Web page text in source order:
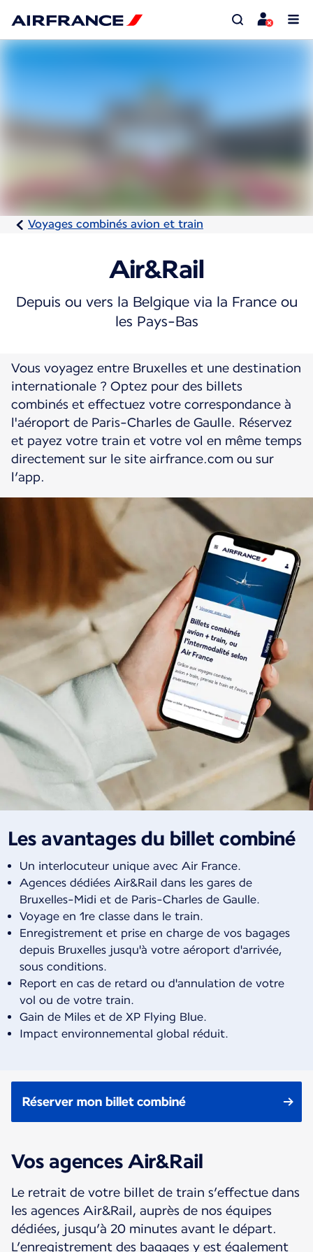
Voyages combinés avion et train
Air&Rail
Depuis ou vers la Belgique via la France ou
les Pays-Bas
Vous voyagez entre Bruxelles et une destination
internationale ? Optez pour des billets
combinés et effectuez votre correspondance à
l'aéroport de Paris-Charles de Gaulle. Réservez
et payez votre train et votre vol en même temps
directement sur le site airfrance.com ou sur
l’app.
Les avantages du billet combiné
Un interlocuteur unique avec Air France.
Agences dédiées Air&Rail dans les gares de
Bruxelles-Midi et de Paris-Charles de Gaulle.
Voyage en 1re classe dans le train.
Enregistrement et prise en charge de vos bagages
depuis Bruxelles jusqu'à votre aéroport d'arrivée,
sous conditions.
Report en cas de retard ou d'annulation de votre
vol ou de votre train.
Gain de Miles et de XP Flying Blue.
Impact environnemental global réduit.
Réserver mon billet combiné
Vos agences Air&Rail
Le retrait de votre billet de train s’effectue dans
les agences Air&Rail, auprès de nos équipes
dédiées, jusqu’à 20 minutes avant le départ.
L’enregistrement des bagages y est également